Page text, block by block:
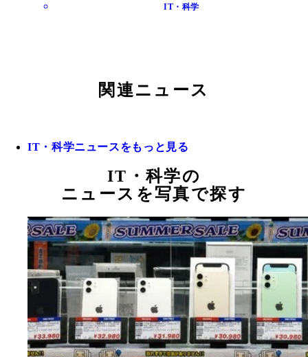
IT・科学
関連ニュース
IT・科学ニュースをもっと見る
IT・科学の
ニュースを写真で探す